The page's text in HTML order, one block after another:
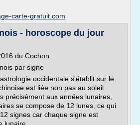
carte-gratuit.com
- horoscope du jour
du Cochon
par signe
occidentale s'établit sur le
est liée non pas au soleil
précisément aux années lunaires,
se compose de 12 lunes, ce qui
signes car chaque signe est